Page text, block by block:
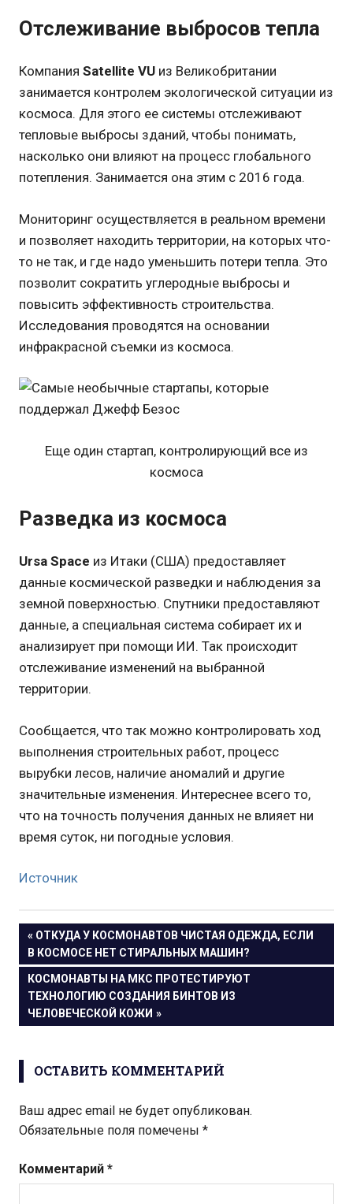
Отслеживание выбросов тепла
Компания Satellite VU из Великобритании
занимается контролем экологической ситуации из
космоса. Для этого ее системы отслеживают
тепловые выбросы зданий, чтобы понимать,
насколько они влияют на процесс глобального
потепления. Занимается она этим с 2016 года.
Мониторинг осуществляется в реальном времени
и позволяет находить территории, на которых что-
то не так, и где надо уменьшить потери тепла. Это
позволит сократить углеродные выбросы и
повысить эффективность строительства.
Исследования проводятся на основании
инфракрасной съемки из космоса.
Еще один стартап, контролирующий все из
космоса
Разведка из космоса
Ursa Space из Итаки (США) предоставляет
данные космической разведки и наблюдения за
земной поверхностью. Спутники предоставляют
данные, а специальная система собирает их и
анализирует при помощи ИИ. Так происходит
отслеживание изменений на выбранной
территории.
Сообщается, что так можно контролировать ход
выполнения строительных работ, процесс
вырубки лесов, наличие аномалий и другие
значительные изменения. Интереснее всего то,
что на точность получения данных не влияет ни
время суток, ни погодные условия.
Источник
Навигация
по
записям
ПРЕДЫДУЩАЯ
ЗАПИСЬ:
ОТКУДА У КОСМОНАВТОВ ЧИСТАЯ ОДЕЖДА, ЕСЛИ
В КОСМОСЕ НЕТ СТИРАЛЬНЫХ МАШИН?
СЛЕДУЮЩАЯ
ЗАПИСЬ:
КОСМОНАВТЫ НА МКС ПРОТЕСТИРУЮТ
ТЕХНОЛОГИЮ СОЗДАНИЯ БИНТОВ ИЗ
ЧЕЛОВЕЧЕСКОЙ КОЖИ
ОСТАВИТЬ КОММЕНТАРИЙ
Ваш адрес email не будет опубликован.
Обязательные поля помечены *
Комментарий *